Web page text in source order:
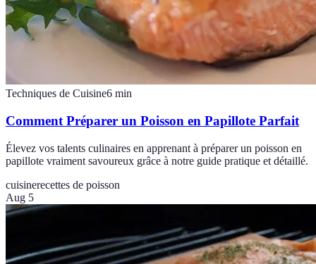
Techniques de Cuisine6 min
Comment Préparer un Poisson en Papillote Parfait
Élevez vos talents culinaires en apprenant à préparer un poisson en
papillote vraiment savoureux grâce à notre guide pratique et détaillé.
cuisinerecettes de poisson
Aug 5